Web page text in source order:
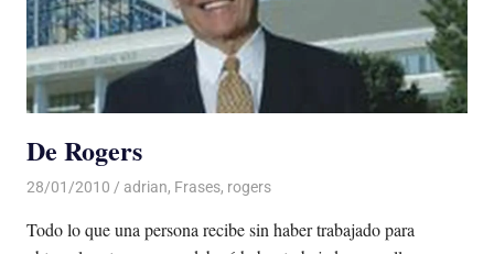
De Rogers
28/01/2010 Luis Castellanos
adrian, Frases, rogers
Todo lo que una persona recibe sin haber trabajado para